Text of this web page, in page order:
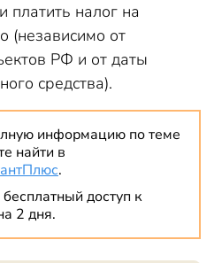
платить налог на
(независимо от
РФ и от даты
средства).
информацию по теме
найти в
.
доступ к
2 дня.